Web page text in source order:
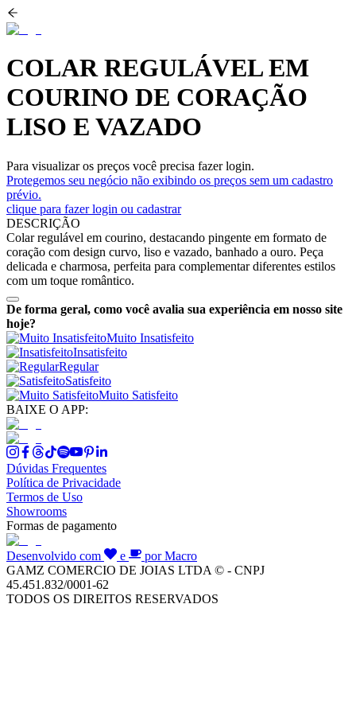
COLAR REGULÁVEL EM
COURINO DE CORAÇÃO
LISO E VAZADO
Para visualizar os preços você precisa fazer login.
Protegemos seu negócio não exibindo os preços sem um cadastro
prévio.
clique para fazer login ou cadastrar
DESCRIÇÃO
Colar regulável em courino, destacando pingente em formato de
coração com design curvo, liso e vazado, banhado a ouro. Peça
delicada e charmosa, perfeita para complementar diferentes estilos
com um toque romântico.
De forma geral, como você avalia sua experiência em nosso site
hoje?
Muito Insatisfeito
Insatisfeito
Regular
Satisfeito
Muito Satisfeito
BAIXE O APP:
Dúvidas Frequentes
Política de Privacidade
Termos de Uso
Showrooms
Formas de pagamento
Desenvolvido com e
por Macro
GAMZ COMERCIO DE JOIAS LTDA © - CNPJ
45.451.832/0001-62
TODOS OS DIREITOS RESERVADOS